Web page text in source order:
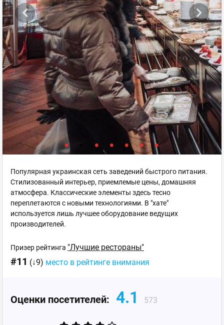
Популярная украинская сеть заведений быстрого питания.
Стилизованный интерьер, приемлемые цены, домашняя
атмосфера. Классические элементы здесь тесно
переплетаются с новыми технологиями. В "хате"
используется лишь лучшее оборудование ведущих
производителей.
Призер рейтинга "Лучшие рестораны"
#11 (↓9) место в рейтинге внимания
Оценки посетителей: 4.1 573